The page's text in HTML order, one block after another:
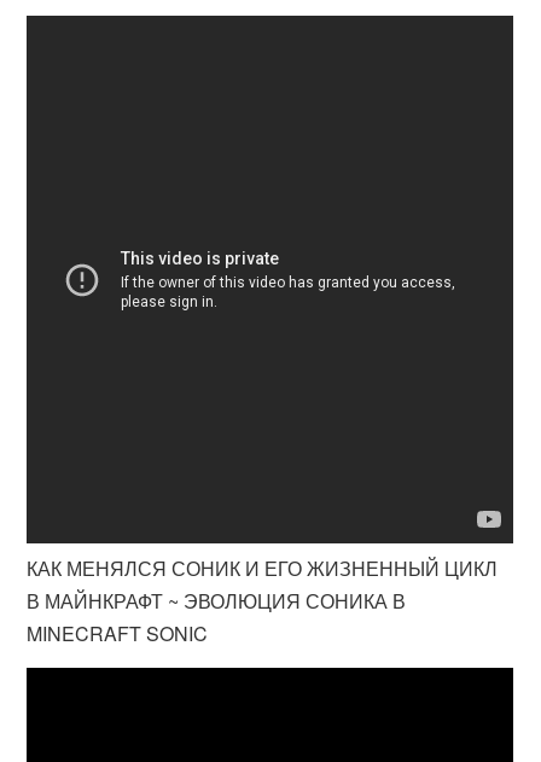
КАК МЕНЯЛСЯ СОНИК И ЕГО ЖИЗНЕННЫЙ ЦИКЛ
В МАЙНКРАФТ ~ ЭВОЛЮЦИЯ СОНИКА В
MINECRAFT SONIC